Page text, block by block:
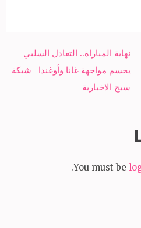
نهاية المباراة.. التعادل السلبي
يحسم مواجهة غانا وأوغندا- شبكة
سبح الاخبارية
You must be